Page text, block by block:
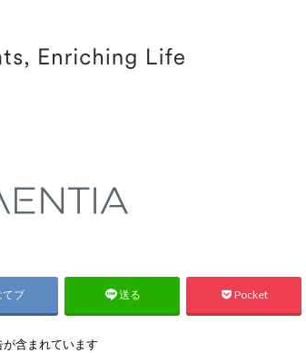
てブ 送る Pocket
含まれています